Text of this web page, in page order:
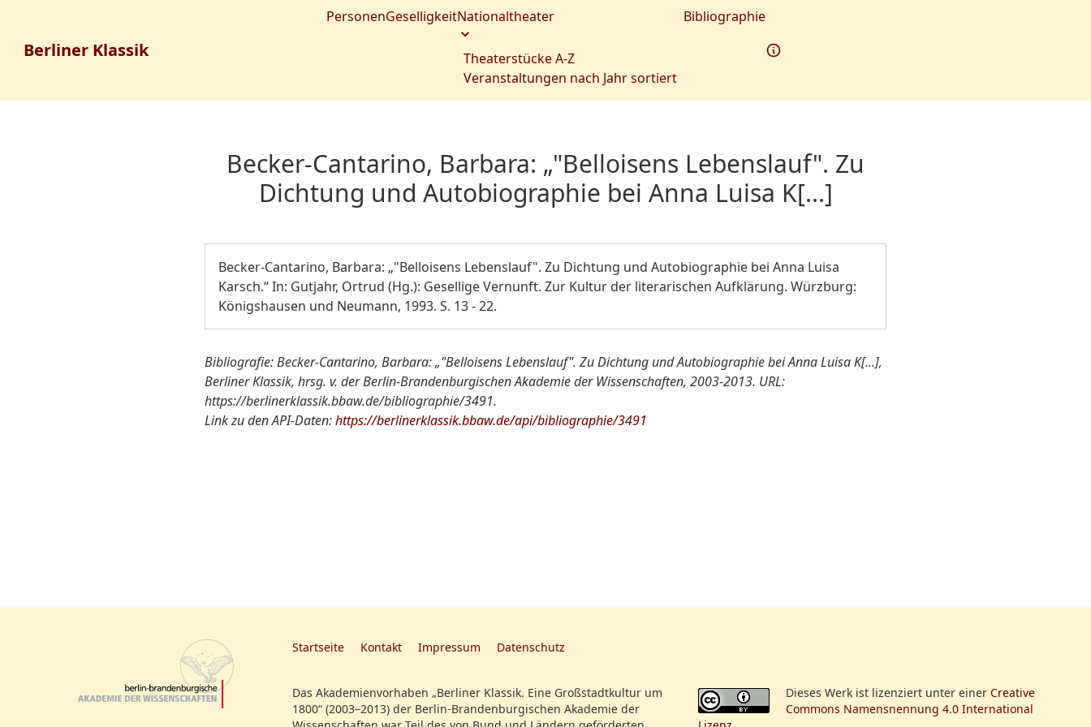
Berliner Klassik
PersonenGeselligkeitNationaltheater
Theaterstücke A-Z
Veranstaltungen nach Jahr sortiert
Bibliographie
Becker-Cantarino, Barbara: „"Belloisens Lebenslauf". Zu
Dichtung und Autobiographie bei Anna Luisa K[...]
Becker-Cantarino, Barbara: „"Belloisens Lebenslauf". Zu Dichtung und Autobiographie bei Anna Luisa
Karsch.“ In: Gutjahr, Ortrud (Hg.): Gesellige Vernunft. Zur Kultur der literarischen Aufklärung. Würzburg:
Königshausen und Neumann, 1993. S. 13 - 22.
Bibliografie: Becker-Cantarino, Barbara: „"Belloisens Lebenslauf". Zu Dichtung und Autobiographie bei Anna Luisa K[...],
Berliner Klassik, hrsg. v. der Berlin-Brandenburgischen Akademie der Wissenschaften, 2003-2013. URL:
https://berlinerklassik.bbaw.de/bibliographie/3491.
Link zu den API-Daten:https://berlinerklassik.bbaw.de/api/bibliographie/3491
Startseite Kontakt Impressum Datenschutz
Das Akademienvorhaben „Berliner Klassik. Eine Großstadtkultur um
1800“ (2003–2013) der Berlin-Brandenburgischen Akademie der
Dieses Werk ist lizenziert unter einer Creative
Commons Namensnennung 4.0 International